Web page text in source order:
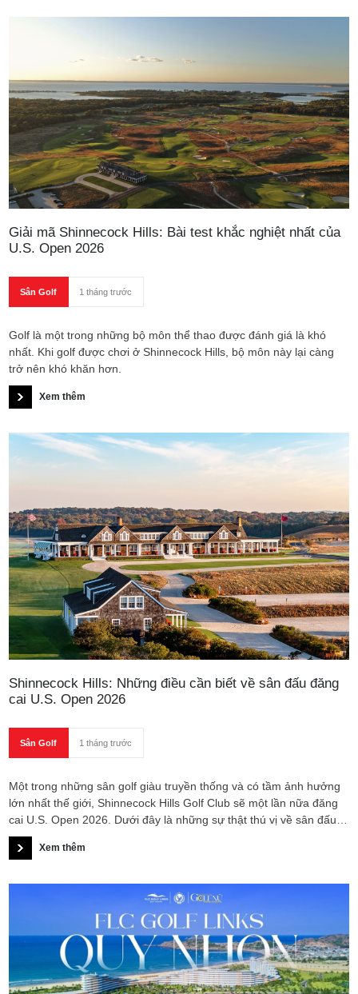
Giải mã Shinnecock Hills: Bài test khắc nghiệt nhất của
U.S. Open 2026
Sân Golf 1 tháng trước
Golf là một trong những bộ môn thể thao được đánh giá là khó
nhất. Khi golf được chơi ở Shinnecock Hills, bộ môn này lại càng
trở nên khó khăn hơn.
Xem thêm
Shinnecock Hills: Những điều cần biết về sân đấu đăng
cai U.S. Open 2026
Sân Golf 1 tháng trước
Một trong những sân golf giàu truyền thống và có tầm ảnh hưởng
lớn nhất thế giới, Shinnecock Hills Golf Club sẽ một lần nữa đăng
cai U.S. Open 2026. Dưới đây là những sự thật thú vị về sân đấu
huyền thoại này.
Xem thêm